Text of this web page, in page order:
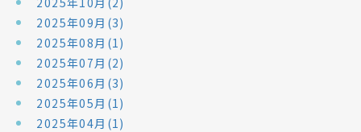
2025年09月(3)
2025年08月(1)
2025年07月(2)
2025年06月(3)
2025年05月(1)
2025年04月(1)